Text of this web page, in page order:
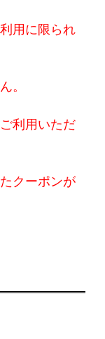
用に限られ
。
利用いただ
クーポンが